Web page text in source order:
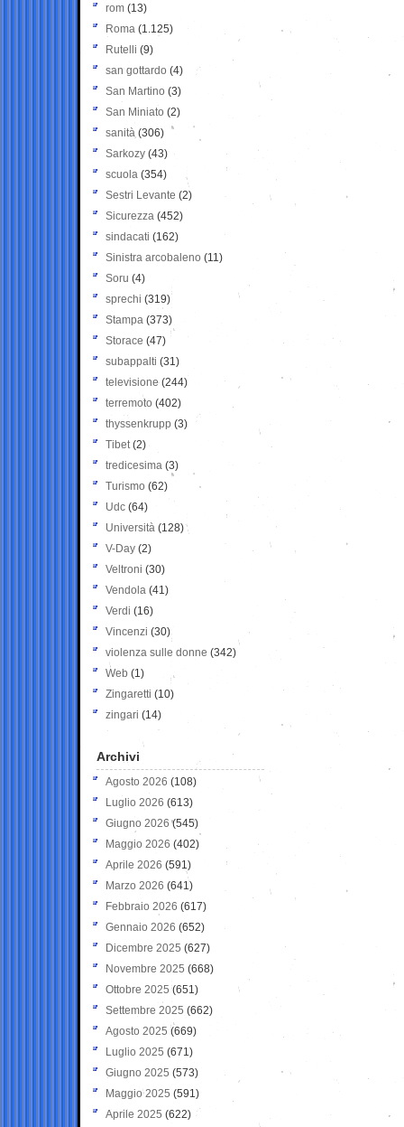
rom (13)
Roma (1.125)
Rutelli (9)
san gottardo (4)
San Martino (3)
San Miniato (2)
sanità (306)
Sarkozy (43)
scuola (354)
Sestri Levante (2)
Sicurezza (452)
sindacati (162)
Sinistra arcobaleno (11)
Soru (4)
sprechi (319)
Stampa (373)
Storace (47)
subappalti (31)
televisione(244)
terremoto (402)
thyssenkrupp (3)
Tibet(2)
tredicesima (3)
Turismo (62)
Udc (64)
Università (128)
V-Day (2)
Veltroni (30)
Vendola (41)
Verdi (16)
Vincenzi (30)
violenza sulle donne (342)
Web (1)
Zingaretti (10)
zingari (14)
Archivi
Agosto 2026 (108)
Luglio 2026 (613)
Giugno 2026 (545)
Maggio 2026 (402)
Aprile 2026 (591)
Marzo 2026 (641)
Febbraio 2026 (617)
Gennaio 2026 (652)
Dicembre 2025 (627)
Novembre 2025 (668)
Ottobre 2025 (651)
Settembre 2025 (662)
Agosto 2025 (669)
Luglio 2025 (671)
Giugno 2025 (573)
Maggio 2025 (591)
Aprile 2025 (622)